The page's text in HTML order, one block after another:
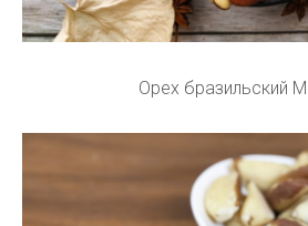
Орех бразильский